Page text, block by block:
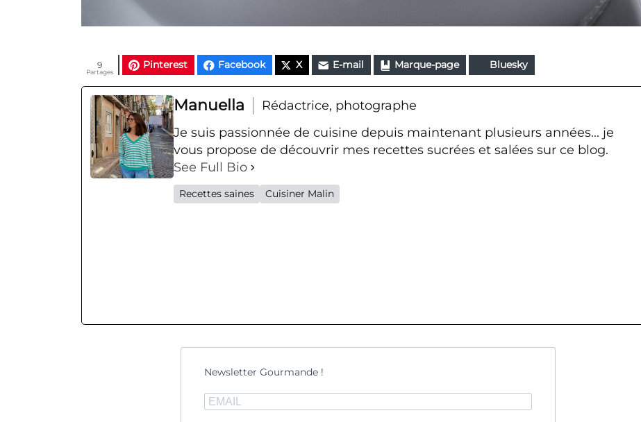
Pinterest Facebook X E-mail Marque-page Bluesky
Partages
9
Manuella
Rédactrice, photographe
Je suis passionnée de cuisine depuis maintenant plusieurs années... je
vous propose de découvrir mes recettes sucrées et salées sur ce blog.
See Full Bio
Recettes saines Cuisiner Malin
Newsletter Gourmande !